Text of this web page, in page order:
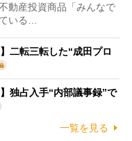
動産投資商品「みんなで
いる…
二転三転した“成田プロ
独占入手“内部議事録”で
一覧を見る